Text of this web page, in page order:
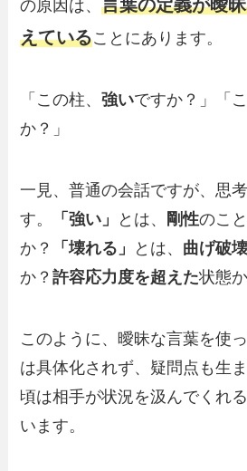
の原因は、言葉の定義が曖
えていることにあります。
「この柱、強いですか？」「
か？」
一見、普通の会話ですが、思
す。
「強い」 とは、 剛性のこ
か？
「壊れる」 とは、 曲げ破壊
か？許容応力度を超えた状態
このように、曖昧な言葉を使
は具体化されず、疑問点も生
頃は相手が状況を汲んでくれ
います。